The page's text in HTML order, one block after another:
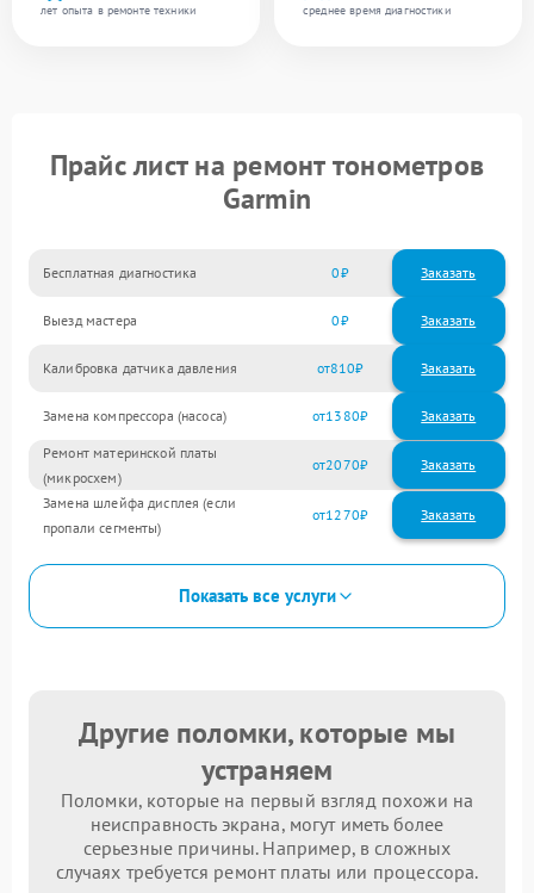
лет опыта в ремонте техники
среднее время диагностики
Прайс лист на ремонт тонометров
Garmin
Бесплатная диагностика 0 Заказать
Выезд мастера 0 Заказать
Калибровка датчика давления 810
Замена компрессора (насоса) 1380
Ремонт материнской платы
(микросхем)
2070
Замена шлейфа дисплея (если
пропали сегменты)
1270
Показать все услуги
Другие поломки, которые мы
устраняем
Поломки, которые на первый взгляд похожи на
неисправность экрана, могут иметь более
серьезные причины. Например, в сложных
случаях требуется ремонт платы или процессора.